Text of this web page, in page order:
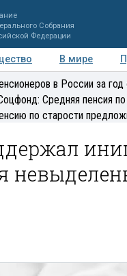
Собрания
Федерации
В мире
Регионыв России за
Средняя пенсия
по старости